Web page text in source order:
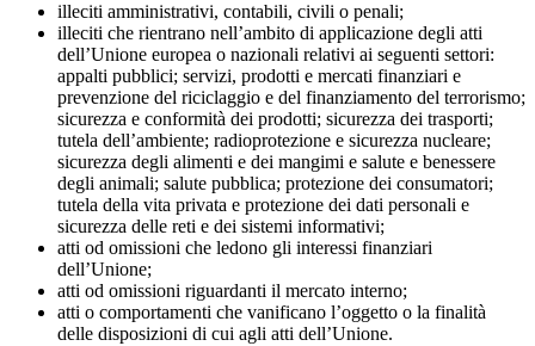
illeciti amministrativi, contabili, civili o penali;
illeciti che rientrano nell’ambito di applicazione degli atti
dell’Unione europea o nazionali relativi ai seguenti settori:
appalti pubblici; servizi, prodotti e mercati finanziari e
prevenzione del riciclaggio e del finanziamento del terrorismo;
sicurezza e conformità dei prodotti; sicurezza dei trasporti;
tutela dell’ambiente; radioprotezione e sicurezza nucleare;
sicurezza degli alimenti e dei mangimi e salute e benessere
degli animali; salute pubblica; protezione dei consumatori;
tutela della vita privata e protezione dei dati personali e
sicurezza delle reti e dei sistemi informativi;
atti od omissioni che ledono gli interessi finanziari
dell’Unione;
atti od omissioni riguardanti il mercato interno;
atti o comportamenti che vanificano l’oggetto o la finalità
delle disposizioni di cui agli atti dell’Unione.